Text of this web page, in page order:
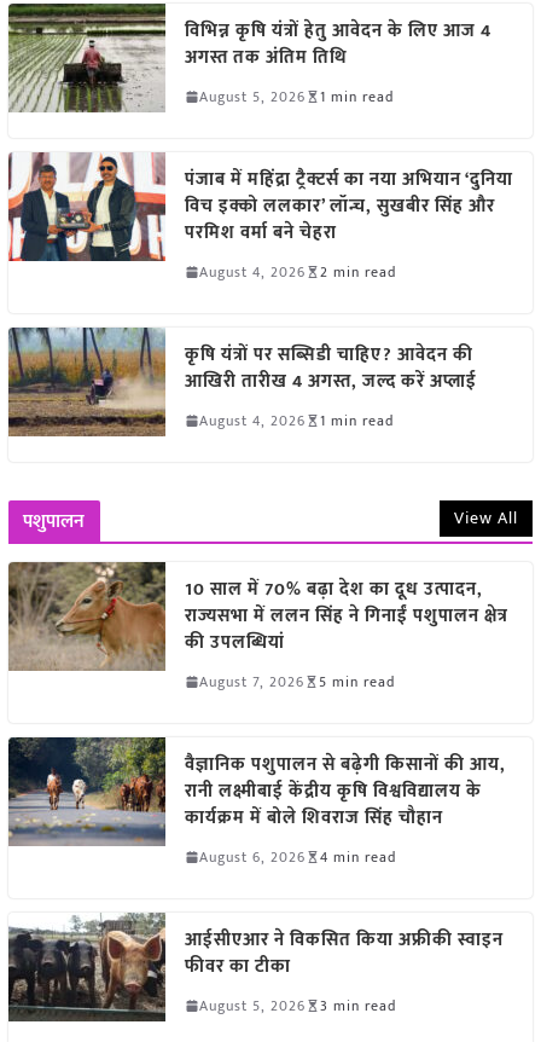
विभिन्न कृषि यंत्रों हेतु आवेदन के लिए आज 4
अगस्त तक अंतिम तिथि
August 5, 2026 1 min read
पंजाब में महिंद्रा ट्रैक्टर्स का नया अभियान ‘दुनिया
विच इक्को ललकार’ लॉन्च, सुखबीर सिंह और
परमिश वर्मा बने चेहरा
August 4, 2026 2 min read
कृषि यंत्रों पर सब्सिडी चाहिए? आवेदन की
आखिरी तारीख 4 अगस्त, जल्द करें अप्लाई
August 4, 2026 1 min read
पशुपालन View All
10 साल में 70% बढ़ा देश का दूध उत्पादन,
राज्यसभा में ललन सिंह ने गिनाईं पशुपालन क्षेत्र
की उपलब्धियां
August 7, 2026 5 min read
वैज्ञानिक पशुपालन से बढ़ेगी किसानों की आय,
रानी लक्ष्मीबाई केंद्रीय कृषि विश्वविद्यालय के
कार्यक्रम में बोले शिवराज सिंह चौहान
August 6, 2026 4 min read
आईसीएआर ने विकसित किया अफ्रीकी स्वाइन
फीवर का टीका
August 5, 2026 3 min read